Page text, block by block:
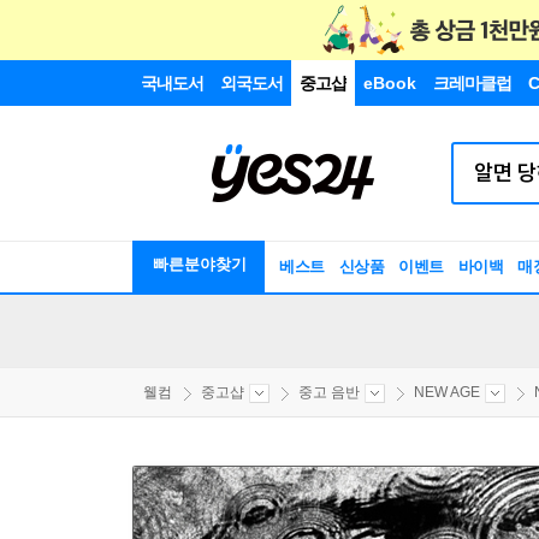
국내도서 외국도서 중고샵 eBook 크레마클럽
빠른분야찾기 베스트 신상품 이벤트 바이백 매
웰컴 중고샵 중고 음반 NEW AGE